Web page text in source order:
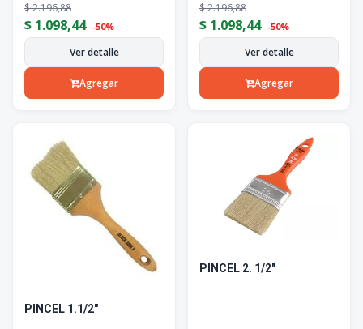
$2.196,88
$ 1.098,44 -50%
Ver detalle
Agregar
$2.196,88
$ 1.098,44 -50%
Ver detalle
Agregar
PINCEL 1.1/2"
PINCEL 2. 1/2"